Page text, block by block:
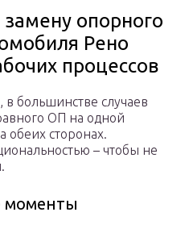
опорного
Рено
процессов
в большинстве случаев
ОП на одной
обеих сторонах.
– чтобы не
моменты